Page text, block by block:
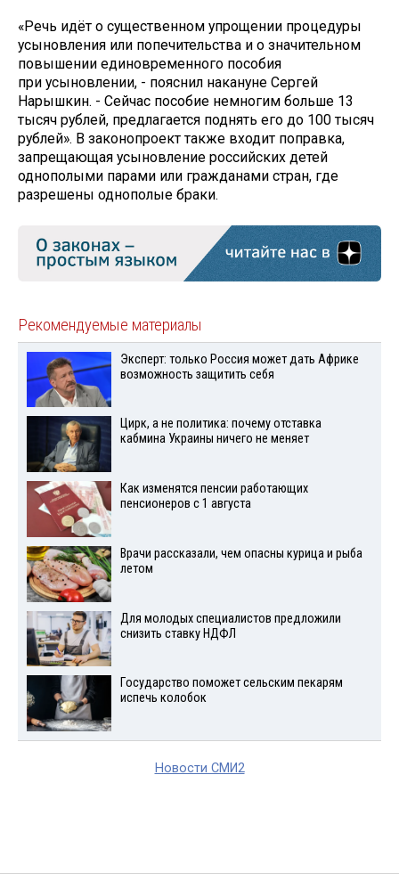
«Речь идёт о существенном упрощении процедуры
усыновления или попечительства и о значительном
повышении единовременного пособия
при усыновлении, - пояснил накануне Сергей
Нарышкин. - Сейчас пособие немногим больше 13
тысяч рублей, предлагается поднять его до 100 тысяч
рублей». В законопроект также входит поправка,
запрещающая усыновление российских детей
однополыми парами или гражданами стран, где
разрешены однополые браки.
Рекомендуемые материалы
Эксперт: только Россия может дать Африке
возможность защитить себя
Цирк, а не политика: почему отставка
кабмина Украины ничего не меняет
Как изменятся пенсии работающих
пенсионеров с 1 августа
Врачи рассказали, чем опасны курица и рыба
летом
Для молодых специалистов предложили
снизить ставку НДФЛ
Государство поможет сельским пекарям
испечь колобок
Новости СМИ2